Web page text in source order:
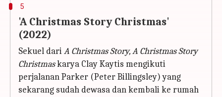
5
'A Christmas Story Christmas'
(2022)
Sekuel dariA Christmas Story, A Christmas Story
Christmaskarya Clay Kaytis mengikuti
perjalanan Parker (Peter Billingsley) yang
sekarang sudah dewasa dan kembali ke rumah